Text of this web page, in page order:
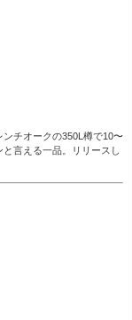
チオークの350L樽で10〜
言える一品。リリースし